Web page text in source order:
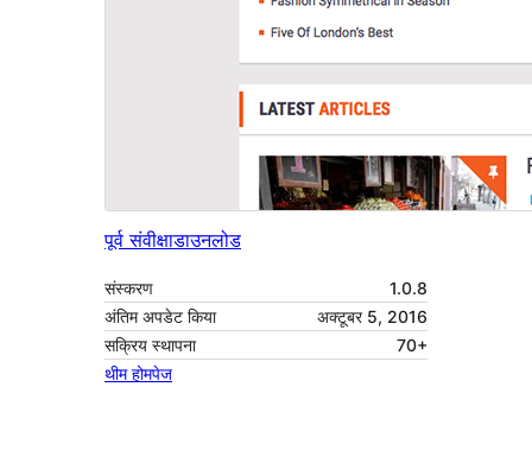
पूर्व संवीक्षाडाउनलोड
संस्करण
1.0.8
अंतिम अपडेट किया
अक्टूबर 5, 2016
सक्रिय स्थापना
70+
थीम होमपेज